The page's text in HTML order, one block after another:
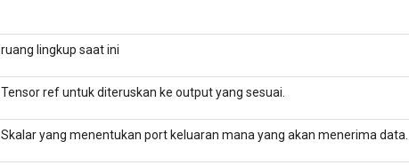
ruang lingkup saat ini
Tensor ref untuk diteruskan ke output yang sesuai.
Skalar yang menentukan port keluaran mana yang akan menerima data.